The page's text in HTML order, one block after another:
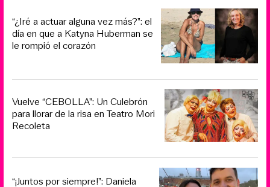
“¿Iré a actuar alguna vez más?”: el
día en que a Katyna Huberman se
le rompió el corazón
Vuelve “CEBOLLA”: Un Culebrón
para llorar de la risa en Teatro Mori
Recoleta
“¡Juntos por siempre!”: Daniela